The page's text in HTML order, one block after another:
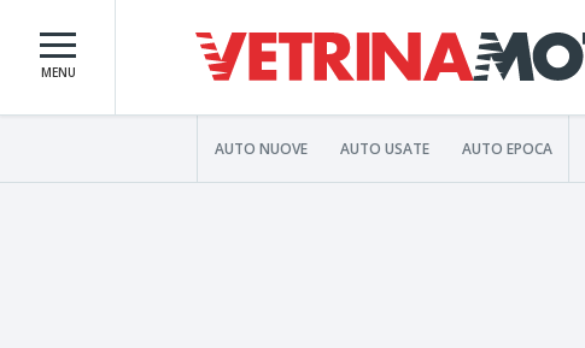
MENU
AUTO NUOVE AUTO USATE AUTO EPOCA